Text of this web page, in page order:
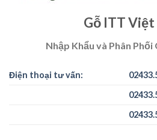
Gỗ ITT Việt
Nhập Khẩu và Phân Phối
Điện thoại tư vấn: